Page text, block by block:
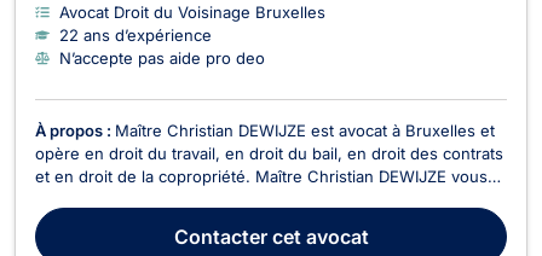
Avocat Droit du Voisinage Bruxelles
22 ans d’expérience
N’accepte pas aide pro deo
À propos : Maître Christian DEWIJZE est avocat à Bruxelles et
opère en droit du travail, en droit du bail, en droit des contrats
et en droit de la copropriété. Maître Christian DEWIJZE vous
employeur ou employé. Il s’occupe de tous dossiers ou
contentieux liés à la rupture ...
Contactercet avocat